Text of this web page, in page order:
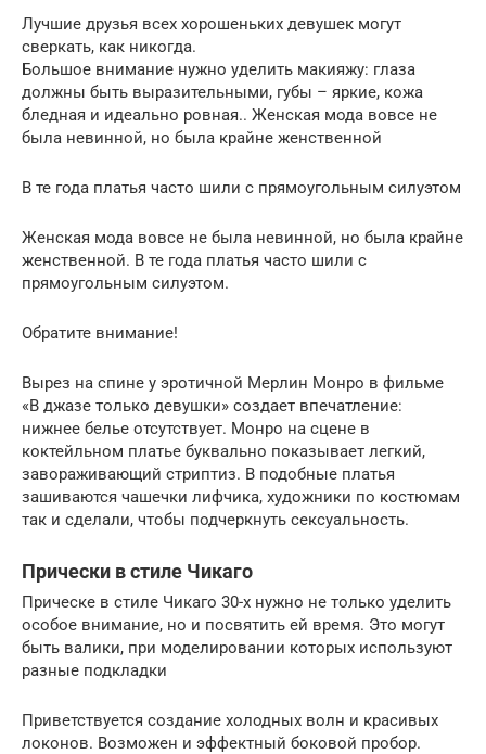
Лучшие друзья всех хорошеньких девушек могут
сверкать, как никогда.
Большое внимание нужно уделить макияжу: глаза
должны быть выразительными, губы – яркие, кожа
бледная и идеально ровная.. Женская мода вовсе не
была невинной, но была крайне женственной
В те года платья часто шили с прямоугольным силуэтом
Женская мода вовсе не была невинной, но была крайне
женственной. В те года платья часто шили с
прямоугольным силуэтом.
Обратите внимание!
Вырез на спине у эротичной Мерлин Монро в фильме
«В джазе только девушки» создает впечатление:
нижнее белье отсутствует. Монро на сцене в
коктейльном платье буквально показывает легкий,
завораживающий стриптиз. В подобные платья
зашиваются чашечки лифчика, художники по костюмам
так и сделали, чтобы подчеркнуть сексуальность.
Прически в стиле Чикаго
Прическе в стиле Чикаго 30-х нужно не только уделить
особое внимание, но и посвятить ей время. Это могут
быть валики, при моделировании которых используют
разные подкладки
Приветствуется создание холодных волн и красивых
локонов. Возможен и эффектный боковой пробор.